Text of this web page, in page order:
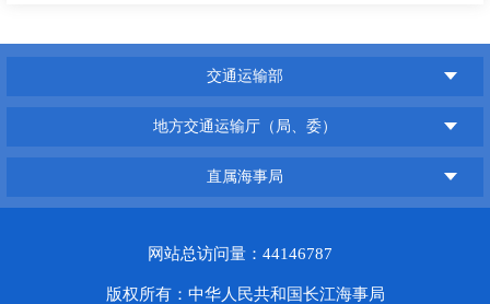
交通运输部
地方交通运输厅（局、委）
直属海事局
网站总访问量：44146787
版权所有：中华人民共和国长江海事局